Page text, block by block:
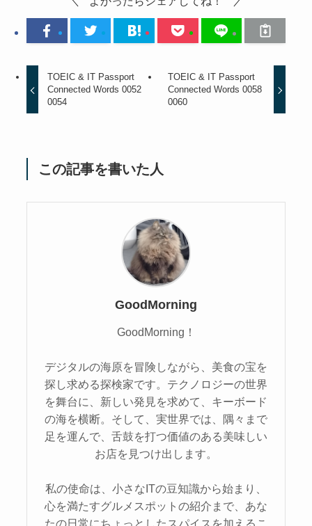
TOEIC & IT Passport
Connected Words 0052
0054
TOEIC & IT Passport
Connected Words 0058
0060
この記事を書いた人
GoodMorning
GoodMorning！
デジタルの海原を冒険しながら、美食の宝を
探し求める探検家です。テクノロジーの世界
を舞台に、新しい発見を求めて、キーボード
の海を横断。そして、実世界では、隅々まで
足を運んで、舌鼓を打つ価値のある美味しい
お店を見つけ出します。
私の使命は、小さなITの豆知識から始まり、
心を満たすグルメスポットの紹介まで、あな
たの日常にちょっとしたスパイスを加えるこ